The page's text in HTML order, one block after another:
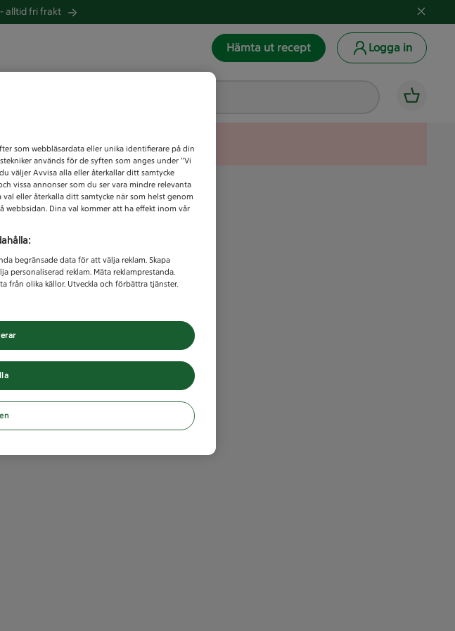
alltid fri frakt
Hämta ut recept Logga in
Unknown error
som webbläsardata eller unika identifierare på din
används för de syften som anges under ”Vi
väljer Avvisa alla eller återkallar ditt samtycke
vissa annonser som du ser vara mindre relevanta
eller återkalla ditt samtycke när som helst genom
webbsidan. Dina val kommer att ha effekt inom vår
begränsade data för att välja reklam. Skapa
personaliserad reklam. Mäta reklamprestanda.
från olika källor. Utveckla och förbättra tjänster.